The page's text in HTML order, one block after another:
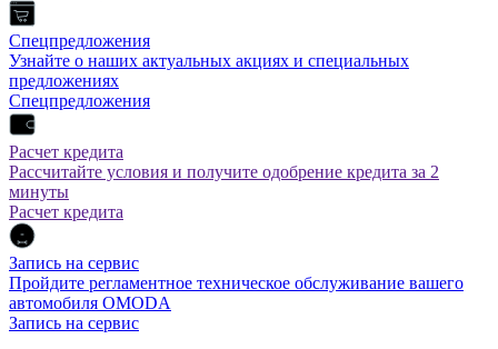
Спецпредложения
Узнайте о наших актуальных акциях и специальных
предложениях
Спецпредложения
Расчет кредита
Рассчитайте условия и получите одобрение кредита за 2
минуты
Расчет кредита
Запись на сервис
Пройдите регламентное техническое обслуживание вашего
автомобиля OMODA
Запись на сервис